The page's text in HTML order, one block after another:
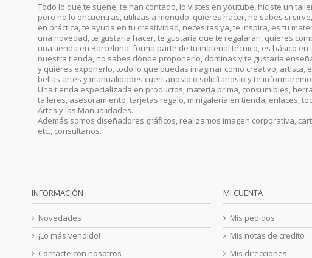
Todo lo que te suene, te han contado, lo vistes en youtube, hiciste un
pero no lo encuentras, utilizas a menudo, quieres hacer, no sabes si
en práctica, te ayuda en tu creatividad, necesitas ya, te inspira, es tu
una novedad, te gustaría hacer, te gustaría que te regalaran, quieres
una tienda en Barcelona, forma parte de tu material técnico, es básico en
nuestra tienda, no sabes dónde proponerlo, dominas y te gustaría
y quieres exponerlo, todo lo que puedas imaginar como creativo, artísta,
bellas artes y manualidades cuentanoslo o solicítanoslo y te
Una tienda especializada en productos, materia prima, consumibles,
talleres, asesoramiento, tarjetas regalo, minigalería en tienda, enlaces,
Artes y las Manualidades.
Además somos diseñadores gráficos, realizamos imagen corporativa,
etc., consultanos.
INFORMACIÓN
Novedades
¡Lo más vendido!
Contacte con nosotros
MI CUENTA
Mis pedidos
Mis notas de credito
Mis direcciones